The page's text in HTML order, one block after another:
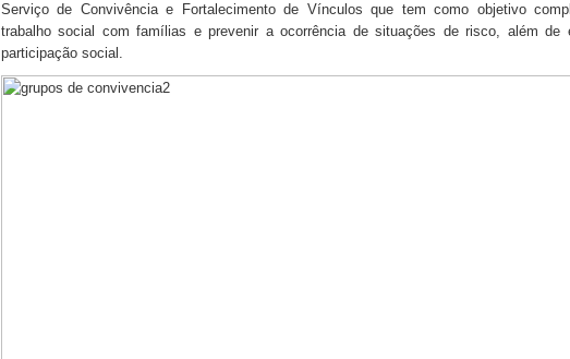
Serviço de Convivência e Fortalecimento de Vínculos que tem como objetivo
trabalho social com famílias e prevenir a ocorrência de situações de risco, além de
participação social.